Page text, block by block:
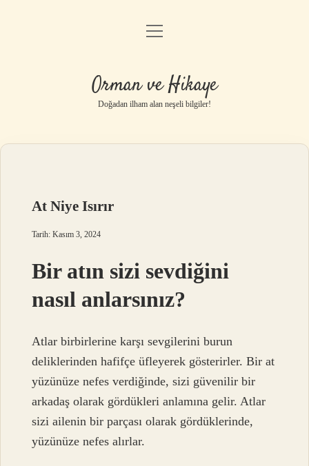
Anasayfa
Yasal Uyarı
menüyü
Orman ve Hikaye
Doğadan ilham alan neşeli bilgiler!
At Niye Isırır
Tarih: Kasım 3, 2024
Bir atın sizi sevdiğini
nasıl anlarsınız?
Atlar birbirlerine karşı sevgilerini burun
deliklerinden hafifçe üfleyerek gösterirler. Bir at
yüzünüze nefes verdiğinde, sizi güvenilir bir
arkadaş olarak gördükleri anlamına gelir. Atlar
sizi ailenin bir parçası olarak gördüklerinde,
yüzünüze nefes alırlar.